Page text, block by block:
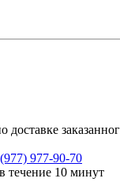
977-90-70
течение 10 минут